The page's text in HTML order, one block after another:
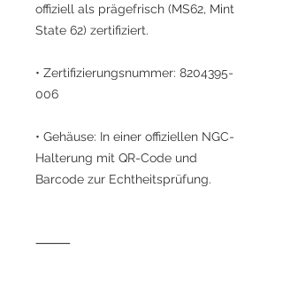
offiziell als prägefrisch (MS62, Mint
State 62) zertifiziert.
• Zertifizierungsnummer: 8204395-
006
• Gehäuse: In einer offiziellen NGC-
Halterung mit QR-Code und
Barcode zur Echtheitsprüfung.
⸻